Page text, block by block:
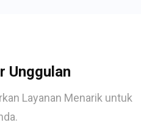
Unggulan
Layanan Menarik untuk